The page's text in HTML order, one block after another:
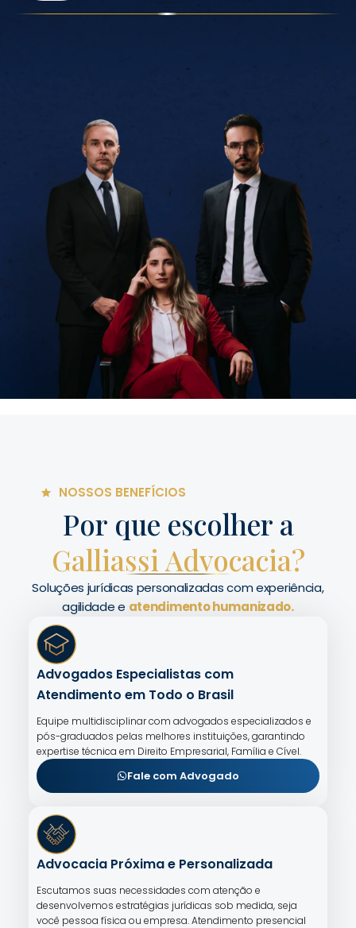
NOSSOS BENEFÍCIOS
Por que escolher a
Galliassi Advocacia?
Soluções jurídicas personalizadas com experiência,
agilidade e atendimento humanizado.
Advogados Especialistas com
Atendimento em Todo o Brasil
Equipe multidisciplinar com advogados especializados e
pós-graduados pelas melhores instituições, garantindo
expertise técnica em Direito Empresarial, Família e Cível.
Fale com Advogado
Advocacia Próxima e Personalizada
Escutamos suas necessidades com atenção e
desenvolvemos estratégias jurídicas sob medida, seja
você pessoa física ou empresa. Atendimento presencial